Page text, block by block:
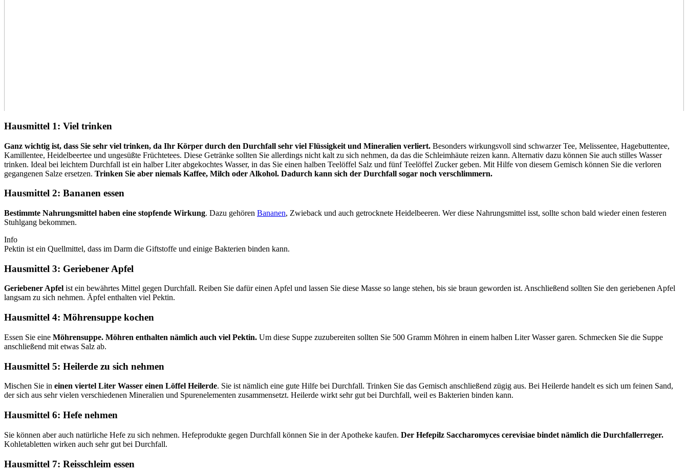
Hausmittel 1: Viel trinken
Ganz wichtig ist, dass Sie sehr viel trinken, da Ihr Körper durch den Durchfall sehr viel Flüssigkeit und Mineralien verliert. Besonders wirkungsvoll sind schwarzer Tee, Melissentee, Hagebuttentee,
Kamillentee, Heidelbeertee und ungesüßte Früchtetees. Diese Getränke sollten Sie allerdings nicht kalt zu sich nehmen, da das die Schleimhäute reizen kann. Alternativ dazu können Sie auch stilles Wasser
trinken. Ideal bei leichtem Durchfall ist ein halber Liter abgekochtes Wasser, in das Sie einen halben Teelöffel Salz und fünf Teelöffel Zucker geben. Mit Hilfe von diesem Gemisch können Sie die verloren
gegangenen Salze ersetzen. Trinken Sie aber niemals Kaffee, Milch oder Alkohol. Dadurch kann sich der Durchfall sogar noch verschlimmern.
Hausmittel 2: Bananen essen
Bestimmte Nahrungsmittel haben eine stopfende Wirkung. Dazu gehören Bananen, Zwieback und auch getrocknete Heidelbeeren. Wer diese Nahrungsmittel isst, sollte schon bald wieder einen festeren
Stuhlgang bekommen.
Info
Pektin ist ein Quellmittel, dass im Darm die Giftstoffe und einige Bakterien binden kann.
Hausmittel 3: Geriebener Apfel
Geriebener Apfel ist ein bewährtes Mittel gegen Durchfall. Reiben Sie dafür einen Apfel und lassen Sie diese Masse so lange stehen, bis sie braun geworden ist. Anschließend sollten Sie den geriebenen Apfel
langsam zu sich nehmen. Äpfel enthalten viel Pektin.
Hausmittel 4: Möhrensuppe kochen
Essen Sie eine Möhrensuppe. Möhren enthalten nämlich auch viel Pektin. Um diese Suppe zuzubereiten sollten Sie 500 Gramm Möhren in einem halben Liter Wasser garen. Schmecken Sie die Suppe
anschließend mit etwas Salz ab.
Hausmittel 5: Heilerde zu sich nehmen
Mischen Sie in einen viertel Liter Wasser einen Löffel Heilerde. Sie ist nämlich eine gute Hilfe bei Durchfall. Trinken Sie das Gemisch anschließend zügig aus. Bei Heilerde handelt es sich um feinen Sand,
der sich aus sehr vielen verschiedenen Mineralien und Spurenelementen zusammensetzt. Heilerde wirkt sehr gut bei Durchfall, weil es Bakterien binden kann.
Hausmittel 6: Hefe nehmen
Sie können aber auch natürliche Hefe zu sich nehmen. Hefeprodukte gegen Durchfall können Sie in der Apotheke kaufen. Der Hefepilz Saccharomyces cerevisiae bindet nämlich die Durchfallerreger.
Kohletabletten wirken auch sehr gut bei Durchfall.
Hausmittel 7: Reisschleim essen